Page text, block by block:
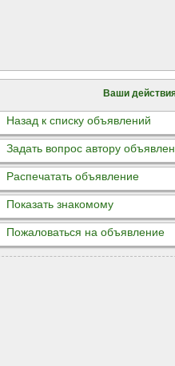
Ваши
Назад к списку объявлений
Задать вопрос автору
Распечатать объявление
Показать знакомому
Пожаловаться на объявление